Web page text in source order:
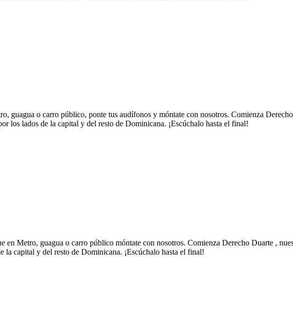
guagua o carro público, ponte tus audífonos y móntate con nosotros. Comienza
los lados de la capital y del resto de Dominicana. ¡Escúchalo hasta el final!
en Metro, guagua o carro público móntate con nosotros. Comienza Derecho Duarte ,
la capital y del resto de Dominicana. ¡Escúchalo hasta el final!